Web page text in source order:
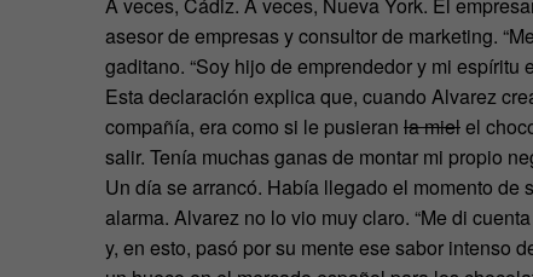
asesor de empresas y consultor de marketing.
gaditano. “Soy hijo de emprendedor y mi espíritu
Esta declaración explica que, cuando Alvarez
compañía, era como si le pusieran la mielel
salir. Tenía muchas ganas de montar mi propio
Un día se arrancó. Había llegado el momento de
alarma. Alvarez no lo vio muy claro. “Me di
y, en esto, pasó por su mente ese sabor intenso